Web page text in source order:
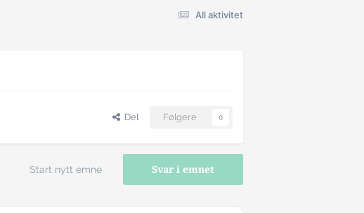
All aktivitet
Del Følgere 0
Svar i emnet
Start nytt emne